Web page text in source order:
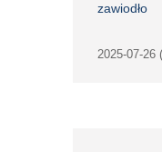
zawiodło
2025-07-26